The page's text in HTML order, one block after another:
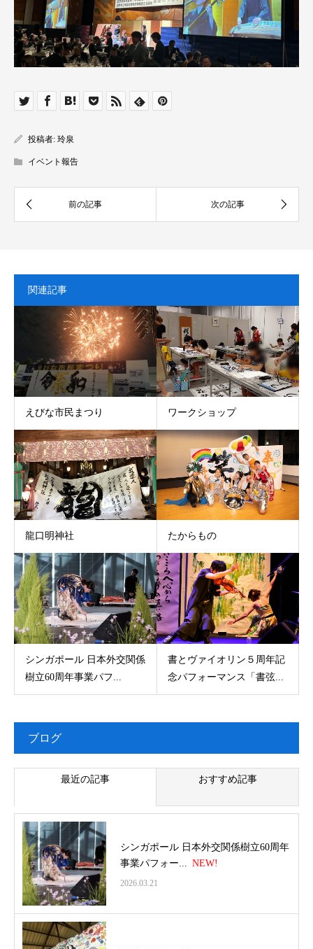
投稿者: 玲泉
イベント報告
関連記事
えびな市民まつり ワークショップ
龍口明神社 たからもの
シンガポール 日本外交関係
樹立60周年事業パフ...
書とヴァイオリン５周年記
念パフォーマンス「書弦...
ブログ
最近の記事 おすすめ記事
シンガポール 日本外交関係樹立60周年
事業パフォー...
2026.03.21